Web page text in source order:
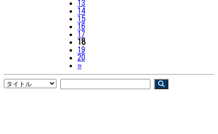
13
14
15
16
17
18
19
20
»Next